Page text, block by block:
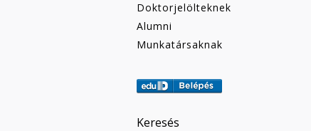
Doktorjelölteknek
Alumni
Munkatársaknak
Keresés